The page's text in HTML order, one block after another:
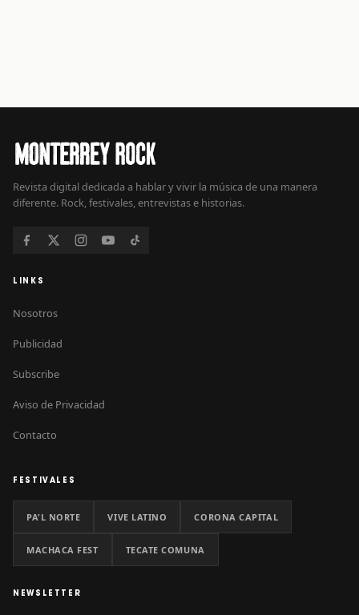
Revista digital dedicada a hablar y vivir la música de una manera
diferente. Rock, festivales, entrevistas e historias.
LINKS
Nosotros
Publicidad
Subscribe
Aviso de Privacidad
Contacto
FESTIVALES
PA'L NORTE VIVE LATINO CORONA CAPITAL
MACHACA FEST TECATE COMUNA
NEWSLETTER